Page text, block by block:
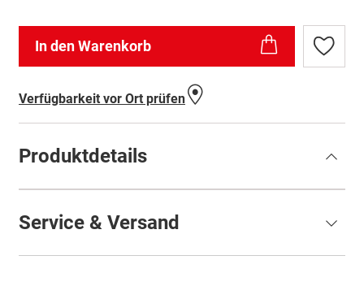
In den Warenkorb
Zur
Verfügbarkeit vor Ort prüfen
Produktdetails
Service & Versand